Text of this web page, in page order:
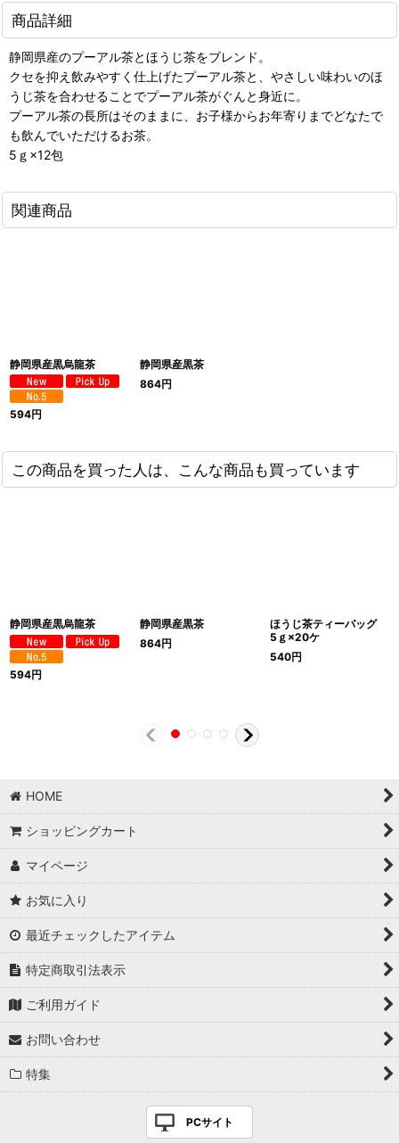
商品詳細
静岡県産のプーアル茶とほうじ茶をブレンド。
クセを抑え飲みやすく仕上げたプーアル茶と、やさしい味わいのほ
うじ茶を合わせることでプーアル茶がぐんと身近に。
プーアル茶の長所はそのままに、お子様からお年寄りまでどなたで
も飲んでいただけるお茶。
5ｇ×12包
関連商品
静岡県産黒烏龍茶
594円
静岡県産黒茶
864円
この商品を買った人は、こんな商品も買っています
静岡県産黒烏龍茶
594円
静岡県産黒茶
864円
ほうじ茶ティーバッグ
5ｇ×20ケ
540円
HOME
ショッピングカート
マイページ
お気に入り
最近チェックしたアイテム
特定商取引法表示
ご利用ガイド
お問い合わせ
特集
PCサイト